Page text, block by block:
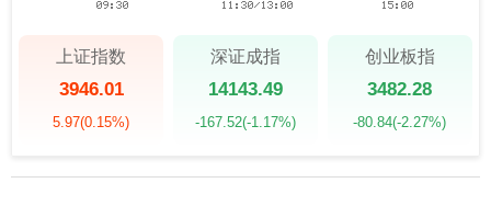
上证指数
3946.01
5.97(0.15%)
深证成指
14143.49
-167.52(-1.17%)
创业板指
3482.28
-80.84(-2.27%)